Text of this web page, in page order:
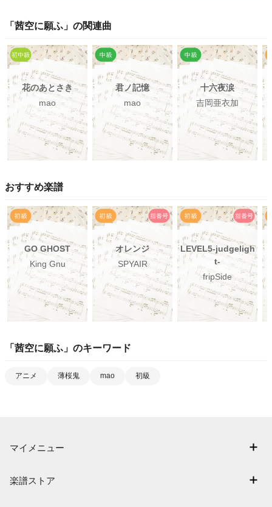
「 茜空に願ふ 」の関連曲
花のあとさき
mao
君ノ記憶
mao
十六夜涙
吉岡亜衣加
おすすめ楽譜
GO GHOST
King Gnu
オレンジ
SPYAIR
LEVEL5-judgeligh
t-
fripSide
「 茜空に願ふ 」のキーワード
アニメ 薄桜鬼 mao 初級
マイメニュー
楽譜ストア